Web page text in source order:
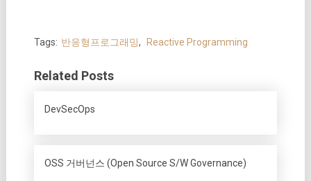
Tags: 반응형프로그래밍, Reactive Programming
Related Posts
DevSecOps
OSS 거버넌스 (Open Source S/W Governance)